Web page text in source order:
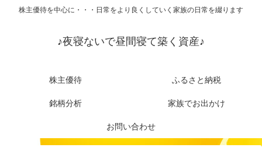
株主優待を中心に・・・日常をより良くしていく家族の日常を綴ります
♪夜寝ないで昼間寝て築く資産♪
株主優待 ふるさと納税
銘柄分析 家族でお出かけ
お問い合わせ